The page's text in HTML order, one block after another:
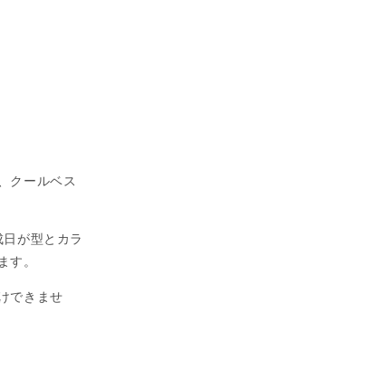
クールベス
が型とカラ
。
できませ